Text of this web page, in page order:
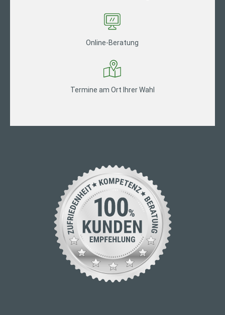
Online-Beratung
Termine am Ort Ihrer Wahl